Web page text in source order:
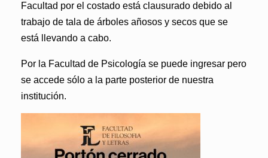
Facultad por el costado está clausurado debido al
trabajo de tala de árboles añosos y secos que se
está llevando a cabo.
Por la Facultad de Psicología se puede ingresar pero
se accede sólo a la parte posterior de nuestra
institución.